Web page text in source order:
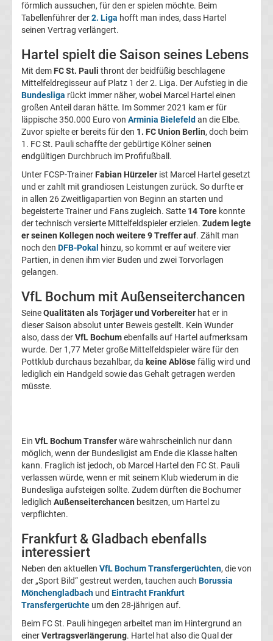
Transfergerüchte
FC
Magdeburg
Transfergerüchte
1.
FC
Nürnberg
Transfergerüchte
1.
Saarbrücken
Transfergerüchte
Union
Berlin
Transfergerüchte
1.
FSV
Mainz
05
förmlich aussuchen, für den er spielen möchte. Beim
Tabellenführer der2. Liga hofft man indes, dass Hartel
seinen Vertrag verlängert.
Hartel spielt die Saison seines Lebens
Mit dem FC St. Pauli thront der beidfüßig beschlagene
Mittelfeldregisseur auf Platz 1 der 2. Liga. Der Aufstieg in die
Bundesliga rückt immer näher, wobei Marcel Hartel einen
großen Anteil daran hätte. Im Sommer 2021 kam er für
läppische 350.000 Euro von Arminia Bielefeld an die Elbe.
Zuvor spielte er bereits für den 1. FC Union Berlin, doch beim
1. FC St. Pauli schaffte der gebürtige Kölner seinen
endgültigen Durchbruch im Profifußball.
Unter FCSP-Trainer Fabian Hürzeler ist Marcel Hartel gesetzt
und er zahlt mit grandiosen Leistungen zurück. So durfte er
in allen 26 Zweitligapartien von Beginn an starten und
begeisterte Trainer und Fans zugleich. Satte 14 Tore konnte
der technisch versierte Mittelfeldspieler erzielen. Zudem legte
er seinen Kollegen noch weitere 9 Treffer auf. Zählt man
noch den DFB-Pokal
hinzu, so kommt er auf weitere vier
Partien, in denen ihm vier Buden und zwei Torvorlagen
gelangen.
VfL Bochum mit Außenseiterchancen
SeineQualitäten als Torjäger und Vorbereiter hat er in
dieser Saison absolut unter Beweis gestellt. Kein Wunder
also, dass derVfL Bochumebenfalls auf Hartel aufmerksam
wurde. Der 1,77 Meter große Mittelfeldspieler wäre für den
Pottklub durchaus bezahlbar, da keine Ablösefällig wird und
lediglich ein Handgeld sowie das Gehalt getragen werden
müsste.
Ein VfL Bochum Transferwäre wahrscheinlich nur dann
möglich, wenn der Bundesligist am Ende die Klasse halten
kann. Fraglich ist jedoch, ob Marcel Hartel den FC St. Pauli
verlassen würde, wenn er mit seinem Klub wiederum in die
Bundesliga aufsteigen sollte. Zudem dürften die Bochumer
lediglich Außenseiterchancen besitzen, um Hartel zu
verpflichten.
Frankfurt & Gladbach ebenfalls
interessiert
Neben den aktuellen VfL Bochum Transfergerüchten, die von
der „Sport Bild“ gestreut werden, tauchen auch Borussia
Mönchengladbach und Eintracht Frankfurt
Transfergerüchte um den 28-jährigen auf.
Beim FC St. Pauli hingegen arbeitet man im Hintergrund an
einerVertragsverlängerung. Hartel hat also die Qual der